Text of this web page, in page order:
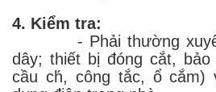
4. Kiểm tra:
- Phải thường xuyên
dây; thiết bị đóng cắt,
cầu ch́, công tắc, ổ cắm)